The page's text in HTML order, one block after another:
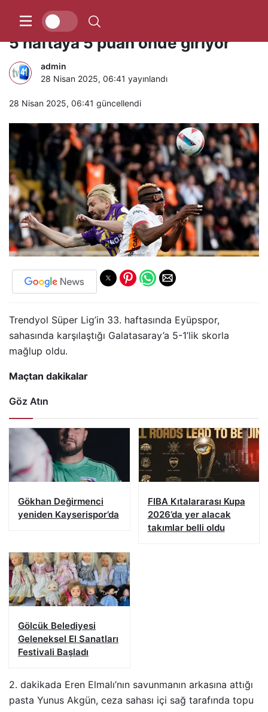
Galatasaray, 5 golle kazandı! Son
5 haftaya 5 puan önde giriyor
admin
28 Nisan 2025, 06:41 yayınlandı
28 Nisan 2025, 06:41 güncellendi
Trendyol Süper Lig’in 33. haftasında Eyüpspor,
sahasında karşılaştığı Galatasaray’a 5-1’lik skorla
mağlup oldu.
Maçtan dakikalar
Göz Atın
Gökhan Değirmenci
yeniden Kayserispor’da
FIBA Kıtalararası Kupa
2026’da yer alacak
takımlar belli oldu
Gölcük Belediyesi
Geleneksel El Sanatları
Festivali Başladı
2. dakikada Eren Elmalı’nın savunmanın arkasına attığı
pasta Yunus Akgün, ceza sahası içi sağ tarafında topu